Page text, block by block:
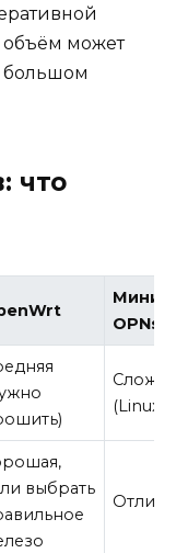
может
большом
что
Мини-
(Linux/
выбрать